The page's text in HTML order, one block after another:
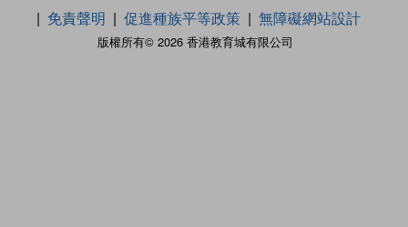
版權所有© 2026 香港教育城有限公司
免責聲明
促進種族平等政策 無障礙網站設計